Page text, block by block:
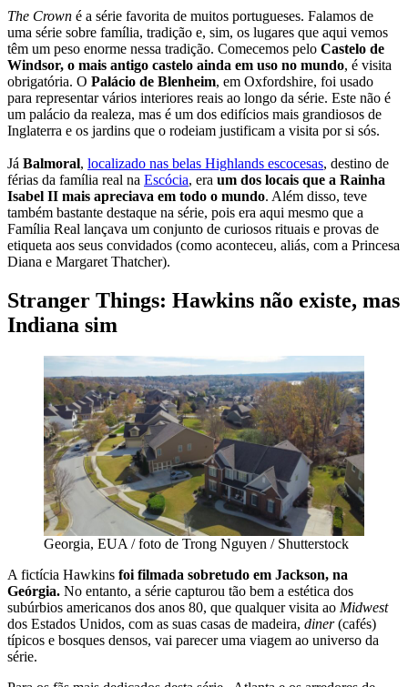
The Crown é a série favorita de muitos portugueses. Falamos de
uma série sobre família, tradição e, sim, os lugares que aqui vemos
têm um peso enorme nessa tradição. Comecemos pelo Castelo de
Windsor, o mais antigo castelo ainda em uso no mundo, é visita
obrigatória. O Palácio de Blenheim, em Oxfordshire, foi usado
para representar vários interiores reais ao longo da série. Este não é
um palácio da realeza, mas é um dos edifícios mais grandiosos de
Inglaterra e os jardins que o rodeiam justificam a visita por si sós.
Já Balmoral, localizado nas belas Highlands escocesas, destino de
férias da família real na Escócia, era um dos locais que a Rainha
Isabel II mais apreciava em todo o mundo. Além disso, teve
também bastante destaque na série, pois era aqui mesmo que a
Família Real lançava um conjunto de curiosos rituais e provas de
etiqueta aos seus convidados (como aconteceu, aliás, com a Princesa
Diana e Margaret Thatcher).
Stranger Things: Hawkins não existe, mas
Indiana sim
Georgia, EUA / foto de Trong Nguyen / Shutterstock
A fictícia Hawkins foi filmada sobretudo em Jackson, na
Geórgia. No entanto, a série capturou tão bem a estética dos
subúrbios americanos dos anos 80, que qualquer visita ao Midwest
dos Estados Unidos, com as suas casas de madeira, diner(cafés)
típicos e bosques densos, vai parecer uma viagem ao universo da
série.